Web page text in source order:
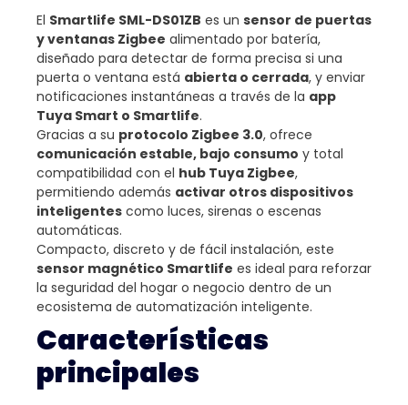
El Smartlife SML-DS01ZB es un sensor de puertas
y ventanas Zigbee alimentado por batería,
diseñado para detectar de forma precisa si una
puerta o ventana está abierta o cerrada, y enviar
notificaciones instantáneas a través de la app
Tuya Smart o Smartlife.
Gracias a su protocolo Zigbee 3.0, ofrece
comunicación estable, bajo consumo y total
compatibilidad con el hub Tuya Zigbee,
permitiendo además activar otros dispositivos
inteligentes como luces, sirenas o escenas
automáticas.
Compacto, discreto y de fácil instalación, este
sensor magnético Smartlife es ideal para reforzar
la seguridad del hogar o negocio dentro de un
ecosistema de automatización inteligente.
Características
principales